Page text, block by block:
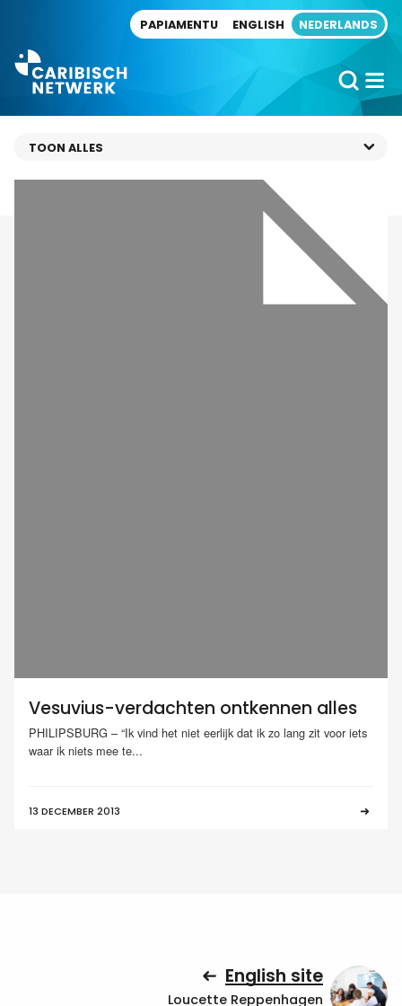
PAPIAMENTU ENGLISH NEDERLANDS
Vesuvius-verdachten ontkennen alles
PHILIPSBURG – “Ik vind het niet eerlijk dat ik zo lang zit voor iets
waar ik niets mee te...
13 DECEMBER 2013
English site
Loucette Reppenhagen